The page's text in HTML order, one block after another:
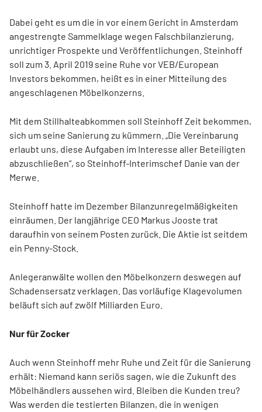
Dabei geht es um die in vor einem Gericht in Amsterdam
angestrengte Sammelklage wegen Falschbilanzierung,
unrichtiger Prospekte und Veröffentlichungen. Steinhoff
soll zum 3. April 2019 seine Ruhe vor VEB/European
Investors bekommen, heißt es in einer Mitteilung des
angeschlagenen Möbelkonzerns.
Mit dem Stillhalteabkommen soll Steinhoff Zeit bekommen,
sich um seine Sanierung zu kümmern. „Die Vereinbarung
erlaubt uns, diese Aufgaben im Interesse aller Beteiligten
abzuschließen“, so Steinhoff-Interimschef Danie van der
Merwe.
Steinhoff hatte im Dezember Bilanzunregelmäßigkeiten
einräumen. Der langjährige CEO Markus Jooste trat
daraufhin von seinem Posten zurück. Die Aktie ist seitdem
ein Penny-Stock.
Anlegeranwälte wollen den Möbelkonzern deswegen auf
Schadensersatz verklagen. Das vorläufige Klagevolumen
beläuft sich auf zwölf Milliarden Euro.
Nur für Zocker
Auch wenn Steinhoff mehr Ruhe und Zeit für die Sanierung
erhält: Niemand kann seriös sagen, wie die Zukunft des
Möbelhändlers aussehen wird. Bleiben die Kunden treu?
Was werden die testierten Bilanzen, die in wenigen